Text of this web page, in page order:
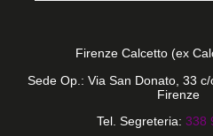
Firenze Calcetto (ex
Sede Op.: Via San Donato, 33
Firenze
Tel. Segreteria: 338